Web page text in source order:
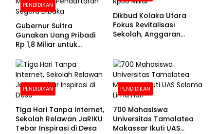
PENDIDIKAN
Gubernur Sultra
Gunakan Uang Pribadi
Rp 1,8 Miliar untuk
Pendaftaran Segera
Dibuka
Dikbud Kolaka Utara
Fokus Revitalisasi
Sekolah, Anggaran
PENDIDIKAN
Tiga Hari Tanpa Internet,
Sekolah Relawan JaRIKU
Tebar Inspirasi di Desa
PENDIDIKAN
700 Mahasiswa
Universitas Tamalatea
Makassar Ikuti UAS